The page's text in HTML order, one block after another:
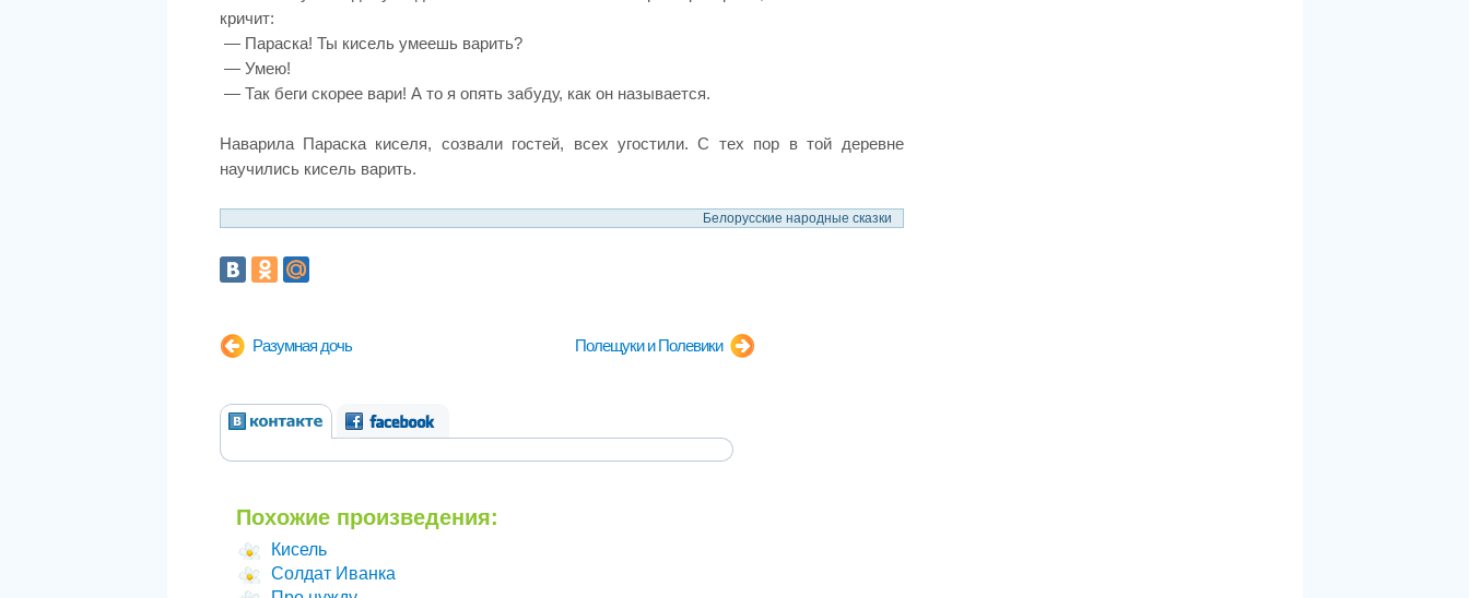
кричит:
— Параска! Ты кисель умеешь варить?
— Умею!
— Так беги скорее вари! А то я опять забуду, как он называется.
Наварила Параска киселя, созвали гостей, всех угостили. С тех пор в той деревне
научились кисель варить.
Белорусские народные сказки
Разумная дочь Полещуки и Полевики
Похожие произведения:
Кисель
Солдат Иванка